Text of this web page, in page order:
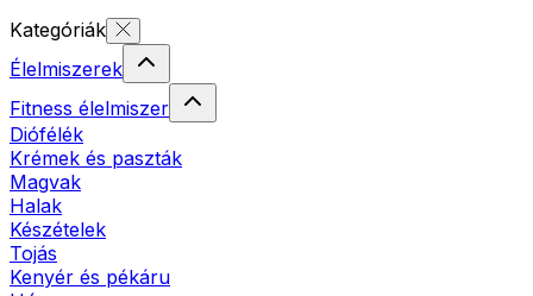
Kategóriák
Élelmiszerek
Fitness élelmiszer
Diófélék
Krémek és paszták
Magvak
Halak
Készételek
Tojás
Kenyér és pékáru